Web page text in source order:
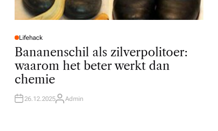
P
O
E
D
I
N
Lifehack
Bananenschil als zilverpolitoer:
waarom het beter werkt dan
chemie
26.12.2025A
Admin